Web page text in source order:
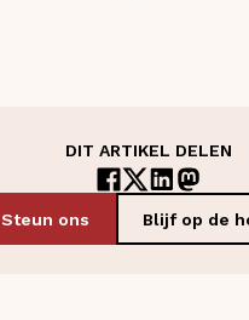
DIT ARTIKEL DELEN
Steun ons Blijf op de